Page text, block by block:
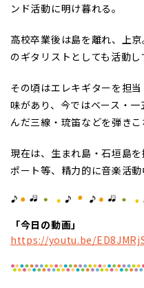
ンド活動に明け暮れる。
高校卒業後は島を離れ、上
のギタリストとしても活動し
その頃はエレキギターを担
味があり、今ではベース・
んだ三線・琉笛などを弾きこ
現在は、生まれ島・石垣島
ポート等、精力的に音楽活動
「今日の動画」
https://youtu.be/